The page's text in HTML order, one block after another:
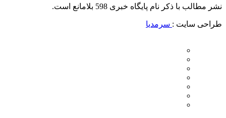
نشر مطالب با ذکر نام پایگاه خبری 598 بلامانع است.
طراحی سایت : سرمدیا